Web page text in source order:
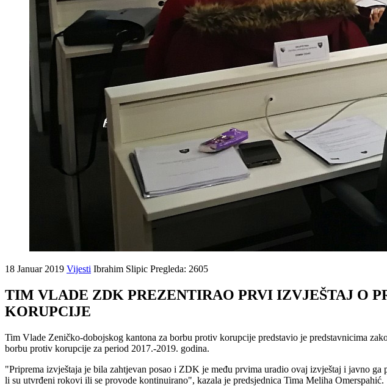
18 Januar 2019 Vijesti Ibrahim Slipic Pregleda: 2605
TIM VLADE ZDK PREZENTIRAO PRVI IZVJEŠTAJ O
KORUPCIJE
Tim Vlade Zeničko-dobojskog kantona za borbu protiv korupcije predstavio je predstavnicima
borbu protiv korupcije za period 2017.-2019. godina.
"Priprema izvještaja je bila zahtjevan posao i ZDK je među prvima uradio ovaj izvještaj i javno
li su utvrđeni rokovi ili se provode kontinuirano", kazala je predsjednica Tima Meliha Omerspahić.